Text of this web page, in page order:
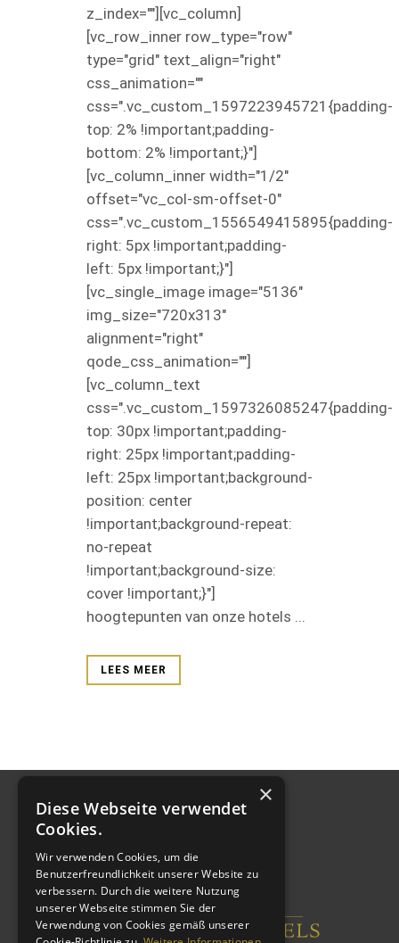
z_index=""][vc_column]
[vc_row_inner row_type="row"
type="grid" text_align="right"
css_animation=""
css=".vc_custom_1597223945721{padding-
top: 2% !important;padding-
bottom: 2% !important;}"]
[vc_column_inner width="1/2"
offset="vc_col-sm-offset-0"
css=".vc_custom_1556549415895{padding-
right: 5px !important;padding-
left: 5px !important;}"]
[vc_single_image image="5136"
img_size="720x313"
alignment="right"
qode_css_animation=""]
[vc_column_text
css=".vc_custom_1597326085247{padding-
top: 30px !important;padding-
right: 25px !important;padding-
left: 25px !important;background-
position: center
!important;background-repeat:
no-repeat
!important;background-size:
cover !important;}"]
hoogtepunten van onze hotels ...
LEES MEER
×
Diese Webseite verwendet
Cookies.
Wir verwenden Cookies, um die
Benutzerfreundlichkeit unserer Website zu
verbessern. Durch die weitere Nutzung
unserer Webseite stimmen Sie der
Verwendung von Cookies gemäß unserer